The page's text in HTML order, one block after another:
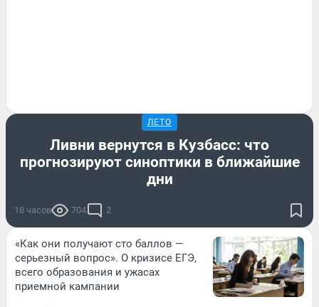
ЛЕТО
Ливни вернутся в Кузбасс: что
прогнозируют синоптики в ближайшие
дни
18 часов 704 2
«Как они получают сто баллов —
серьезный вопрос». О кризисе ЕГЭ,
всего образования и ужасах
приемной кампании